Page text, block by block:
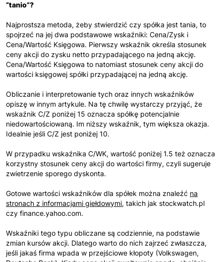
“tanio”?
Najprostsza metoda, żeby stwierdzić czy spółka jest tania, to
spojrzeć na jej dwa podstawowe wskaźniki: Cena/Zysk i
Cena/Wartość Księgowa. Pierwszy wskaźnik określa stosunek
ceny akcji do zysku netto przypadającego na jedną akcję.
Cena/Wartość Księgowa to natomiast stosunek ceny akcji do
wartości księgowej spółki przypadającej na jedną akcję.
Obliczanie i interpretowanie tych oraz innych wskaźników
opiszę w innym artykule. Na tę chwilę wystarczy przyjąć, że
wskaźnik C/Z poniżej 15 oznacza spółkę potencjalnie
niedowartościowaną. Im niższy wskaźnik, tym większa okazja.
Idealnie jeśli C/Z jest poniżej 10.
W przypadku wskaźnika C/WK, wartość poniżej 1.5 też oznacza
korzystny stosunek ceny akcji do wartości firmy, czyli sugeruje
zwietrzenie sporego dyskonta.
Gotowe wartości wskaźników dla spółek można znaleźć na
stronach z informacjami giełdowymi, takich jak stockwatch.pl
czy finance.yahoo.com.
Wskaźniki tego typu obliczane są codziennie, na podstawie
zmian kursów akcji. Dlatego warto do nich zajrzeć zwłaszcza,
jeśli jakaś firma wpada w przejściowe kłopoty (Volkswagen,